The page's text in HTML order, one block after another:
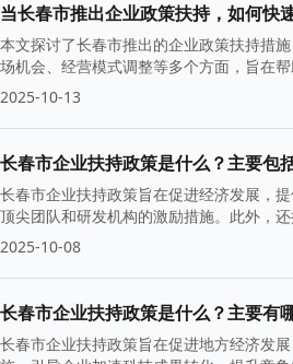
当长春市推出企业政策扶持，如何快
本文探讨了长春市推出的企业政策扶持措
场机会、经营模式调整等多个方面，旨在
2025-10-13
长春市企业扶持政策是什么？主要包
长春市企业扶持政策旨在促进经济发展，
顶尖团队和研发机构的激励措施。此外，
2025-10-08
长春市企业扶持政策是什么？主要有
长春市企业扶持政策旨在促进地方经济发